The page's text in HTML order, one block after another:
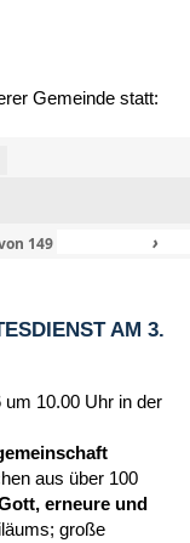
Gemeinde statt:
149 ›
AM 3.
um 10.00 Uhr in der
aus über 100
erneure und
große